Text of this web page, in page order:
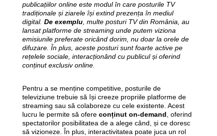
publicațiilor online este modul în care posturile TV
tradiționale și ziarele își extind prezența în mediul
digital. De exemplu, multe posturi TV din România, au
lansat platforme de streaming unde putem viziona
emisiunile preferate oricând dorim, nu doar la orele de
difuzare. În plus, aceste posturi sunt foarte active pe
rețelele sociale, interacționând cu publicul și oferind
conținut exclusiv online.
Pentru a se menține competitive, posturile de
televiziune trebuie să își creeze propriile platforme de
streaming sau să colaboreze cu cele existente. Acest
lucru le permite să ofere conținut on-demand , oferind
spectatorilor posibilitatea de a alege când, și ce doresc
să vizioneze. În plus, interactivitatea poate juca un rol